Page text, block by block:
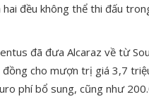
hai đều không thể thi đấu
đã đưa Alcaraz về từ
cho mượn trị giá 3,7
phí bổ sung, cũng như